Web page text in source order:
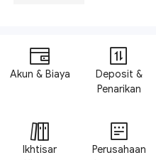
Akun & Biaya
Deposit &
Penarikan
Ikhtisar
Perusahaan